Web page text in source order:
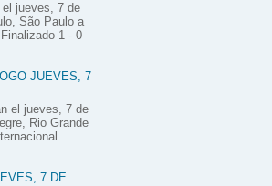
jueves, 7 de
São Paulo a
1 - 0
JUEVES, 7
el jueves, 7 de
Rio Grande
7 DE